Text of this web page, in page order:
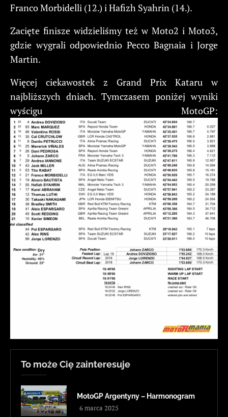
Franco Morbidelli (12.) i Hafizh Syahrin (14.).
Zacięte finisze widzieliśmy też w Moto2 i Moto3,
gdzie wygrali odpowiednio Pecco Bagnaia i Jorge
Martin.
Więcej ciekawostek z Grand Prix Kataru w
najbliższych dniach. Tymczasem poniżej wyniki
wyścigu MotoGP:
To może Cię zainteresuje
MotoGP Argentyny – Harmonogram
6 marca 2025